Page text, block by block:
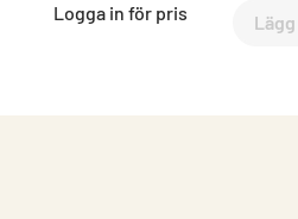
Logga in för pris